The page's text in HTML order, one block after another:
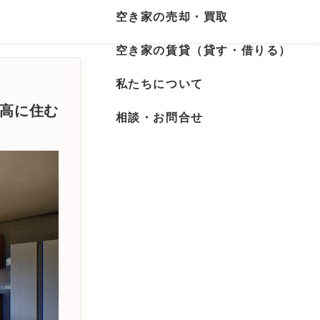
空き家の売却・買取
空き家の賃貸（貸す・借りる）
私たちについて
相談・お問合せ
に住む